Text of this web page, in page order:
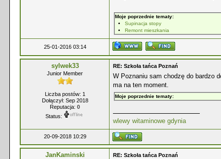
Moje poprzednie tematy:
Supinacja stopy
Remont mieszkania
25-01-2016 03:14
sylwek33
Junior Member
Liczba postów: 1
Dołączył: Sep 2018
Reputacja: 0
Status:
RE: Szkoła tańca Poznań
W Poznaniu sam chodzę do bardzo
ma na ten moment.
Moje poprzednie tematy:
wlewy witaminowe gdynia
20-09-2018 10:29
JanKaminski RE: Szkoła tańca Poznań